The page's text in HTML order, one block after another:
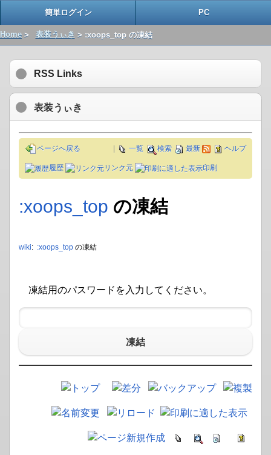
簡単ログイン PC
Home > 表装うぃき > :xoops_top の凍結
RSS Links
表装うぃき
一覧 検索 最新 ヘルプ
ページへ戻る
履歴 リンク元 印刷
:xoops_top の凍結
wiki: :xoops_top の凍結
凍結用のパスワードを入力してください。
凍結